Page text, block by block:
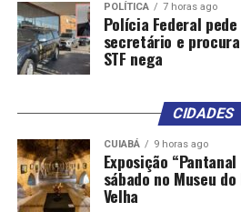
POLÍTICA 7 horas ago
Polícia Federal
secretário e
STF nega
CIDADES
CUIABÁ 9 horas ago
Exposição
sábado no Museu
Velha